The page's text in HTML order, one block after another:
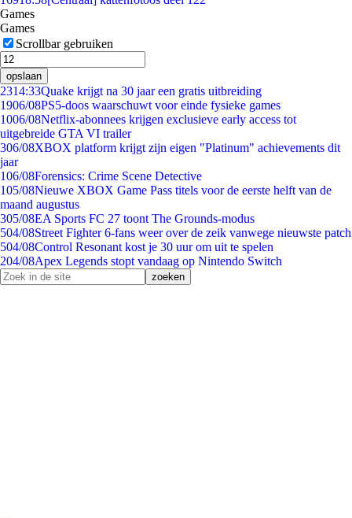
Games
Games
Scrollbar gebruiken
opslaan
2314:33Quake krijgt na 30 jaar een gratis uitbreiding
1906/08PS5-doos waarschuwt voor einde fysieke games
1006/08Netflix-abonnees krijgen exclusieve early access tot
uitgebreide GTA VI trailer
306/08XBOX platform krijgt zijn eigen "Platinum" achievements dit
jaar
106/08Forensics: Crime Scene Detective
105/08Nieuwe XBOX Game Pass titels voor de eerste helft van de
maand augustus
305/08EA Sports FC 27 toont The Grounds-modus
504/08Street Fighter 6-fans weer over de zeik vanwege nieuwste patch
504/08Control Resonant kost je 30 uur om uit te spelen
204/08Apex Legends stopt vandaag op Nintendo Switch